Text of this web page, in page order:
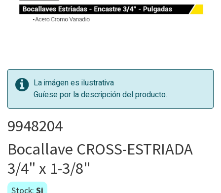
La imágen es ilustrativa
Guíese por la descripción del producto.
9948204
Bocallave CROSS-ESTRIADA
3/4" x 1-3/8"
Stock: Si